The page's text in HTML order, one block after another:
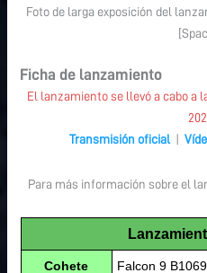
Foto de larga exposición del
Ficha de lanzamiento
El lanzamiento se llevó a cabo a
Transmisión oficial
Para más información sobre el
Cohete Falcon 9